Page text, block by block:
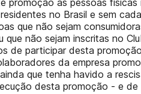
promoção as pessoas físicas
no Brasil e sem
que não sejam
não sejam inscritas no
de participar desta
da empresa
que tenha havido a
desta promoção - e de